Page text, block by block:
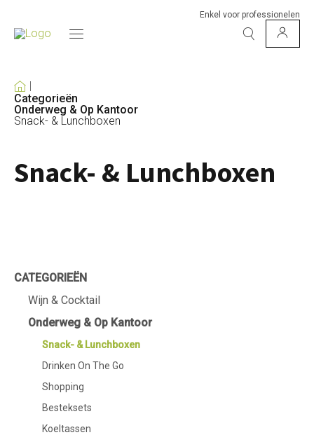
Enkel voor professionelen
Categorieën
Onderweg & Op Kantoor
Snack- & Lunchboxen
Snack- & Lunchboxen
CATEGORIEËN
Wijn & Cocktail
Onderweg & Op Kantoor
Snack- & Lunchboxen
Drinken On The Go
Shopping
Besteksets
Koeltassen